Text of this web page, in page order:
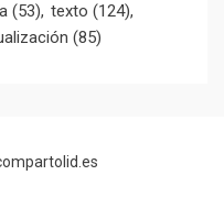
(53) texto (124)
(85)